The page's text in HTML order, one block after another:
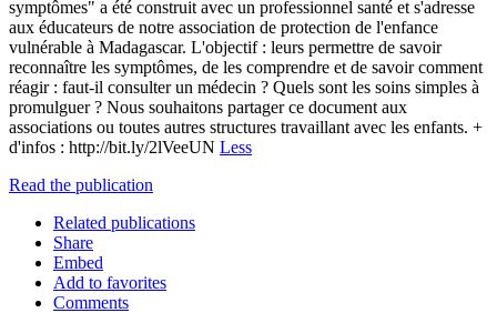
symptômes" a été construit avec un professionnel santé et s'adresse
aux éducateurs de notre association de protection de l'enfance
vulnérable à Madagascar. L'objectif : leurs permettre de savoir
reconnaître les symptômes, de les comprendre et de savoir comment
réagir : faut-il consulter un médecin ? Quels sont les soins simples à
promulguer ? Nous souhaitons partager ce document aux
associations ou toutes autres structures travaillant avec les enfants. +
d'infos : http://bit.ly/2lVeeUN Less
Read the publication
Related publications
Share
Embed
Add to favorites
Comments